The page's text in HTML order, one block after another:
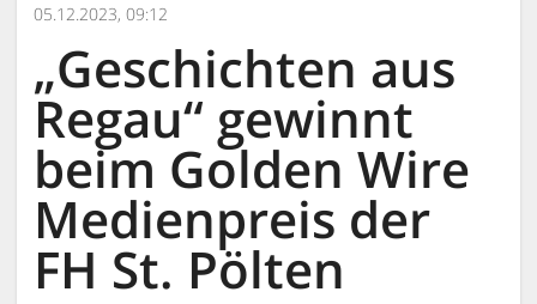
05.12.2023, 09:12
„Geschichten aus
Regau“ gewinnt
beim Golden Wire
Medienpreis der
FH St. Pölten